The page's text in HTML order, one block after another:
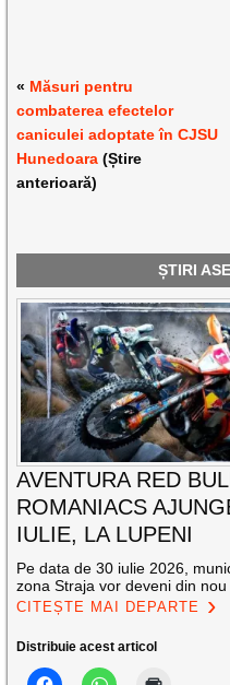
« Măsuri pentru
combaterea efectelor
caniculei adoptate în CJSU
Hunedoara (Știre
anterioară)
ȘTIRI
AVENTURA RED
ROMANIACS
IULIE, LA LUPENI
Pe data de 30 iulie 2026,
zona Straja vor deveni din nou
CITEȘTE MAI DEPARTE
Distribuie acest articol